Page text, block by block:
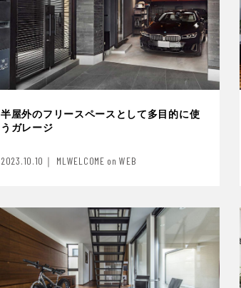
半屋外のフリースペースとして多目的に使
うガレージ
2023.10.10｜ MLWELCOME on WEB